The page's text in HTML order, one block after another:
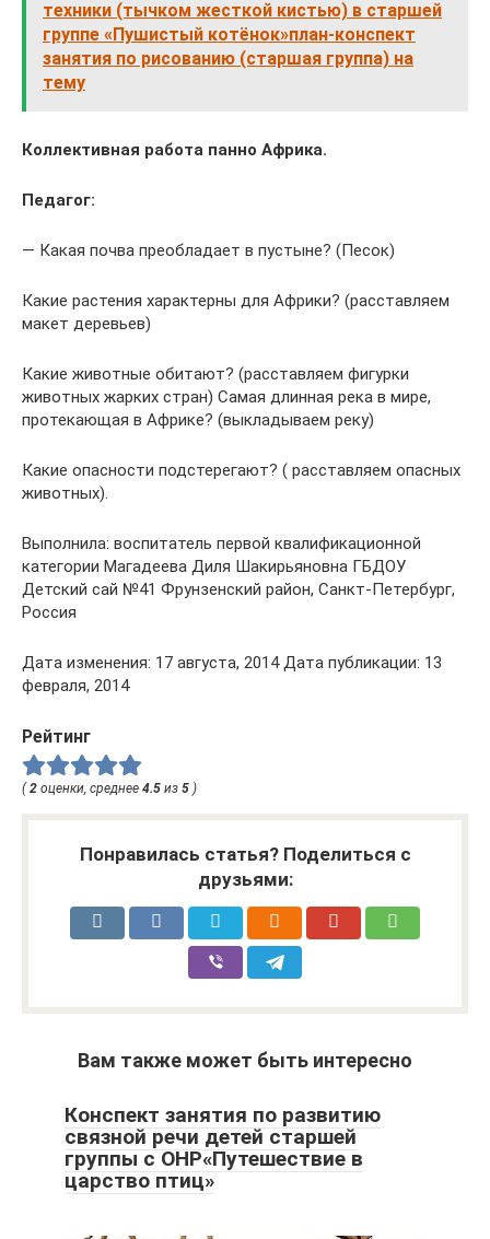
техники (тычком жесткой кистью) в старшей
группе «Пушистый котёнок»план-конспект
занятия по рисованию (старшая группа) на
тему
Коллективная работа панно Африка.
Педагог:
— Какая почва преобладает в пустыне? (Песок)
Какие растения характерны для Африки? (расставляем
макет деревьев)
Какие животные обитают? (расставляем фигурки
животных жарких стран) Самая длинная река в мире,
протекающая в Африке? (выкладываем реку)
Какие опасности подстерегают? ( расставляем опасных
животных).
Выполнила: воспитатель первой квалификационной
категории Магадеева Диля Шакирьяновна ГБДОУ
Детский сай №41 Фрунзенский район, Санкт-Петербург,
Россия
Дата изменения: 17 августа, 2014 Дата публикации: 13
февраля, 2014
Рейтинг
(2 оценки, среднее 4.5 из 5 )
Понравилась статья? Поделиться с
друзьями:
Вам также может быть интересно
Конспект занятия по развитию
связной речи детей старшей
группы с ОНР«Путешествие в
царство птиц»